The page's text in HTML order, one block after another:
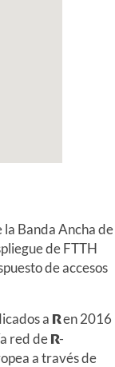
Banda Ancha de
de FTTH
de accesos
a Ren 2016
red deR-
a través de